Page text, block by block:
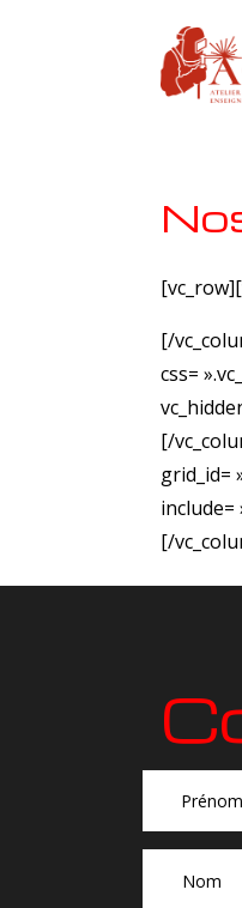
[/
css=
[/
grid_id=
include=
[/